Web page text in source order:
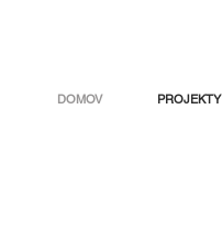
DOMOV PROJEKTY